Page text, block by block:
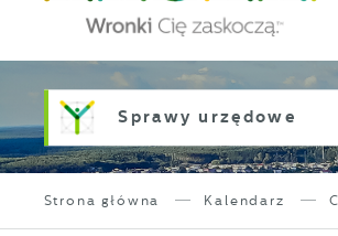
Sprawy urzędowe
Strona główna Kalendarz